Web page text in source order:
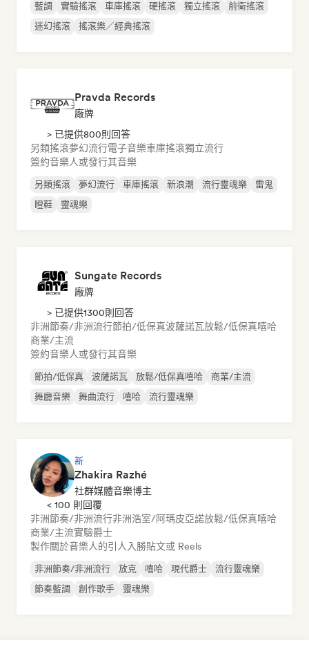
藍調 實驗搖滾 車庫搖滾 硬搖滾 獨立搖滾
前衛搖滾
迷幻搖滾
搖滾樂／經典搖滾
Pravda Records
廠牌
> 已提供800則回答
另類搖滾夢幻流行電子音樂車庫搖滾獨立流行
簽約音樂人或發行其音樂
另類搖滾 夢幻流行 車庫搖滾 新浪潮 流行靈魂樂
雷鬼
瞪鞋
靈魂樂
Sungate Records
廠牌
> 已提供1300則回答
非洲節奏/非洲流行節拍/低保真波薩諾瓦放鬆/低保真嘻哈
商業/主流
簽約音樂人或發行其音樂
節拍/低保真 波薩諾瓦 放鬆/低保真嘻哈
商業/主流
舞廳音樂
舞曲流行 嘻哈 流行靈魂樂
新
Zhakira Razhé
社群媒體音樂博主
< 100 則回覆
非洲節奏/非洲流行非洲浩室/阿瑪皮亞諾放鬆/低保真嘻哈
商業/主流實驗爵士
製作關於音樂人的引人入勝貼文或 Reels
非洲節奏/非洲流行 放克 嘻哈 現代爵士
流行靈魂樂
節奏藍調
創作歌手 靈魂樂